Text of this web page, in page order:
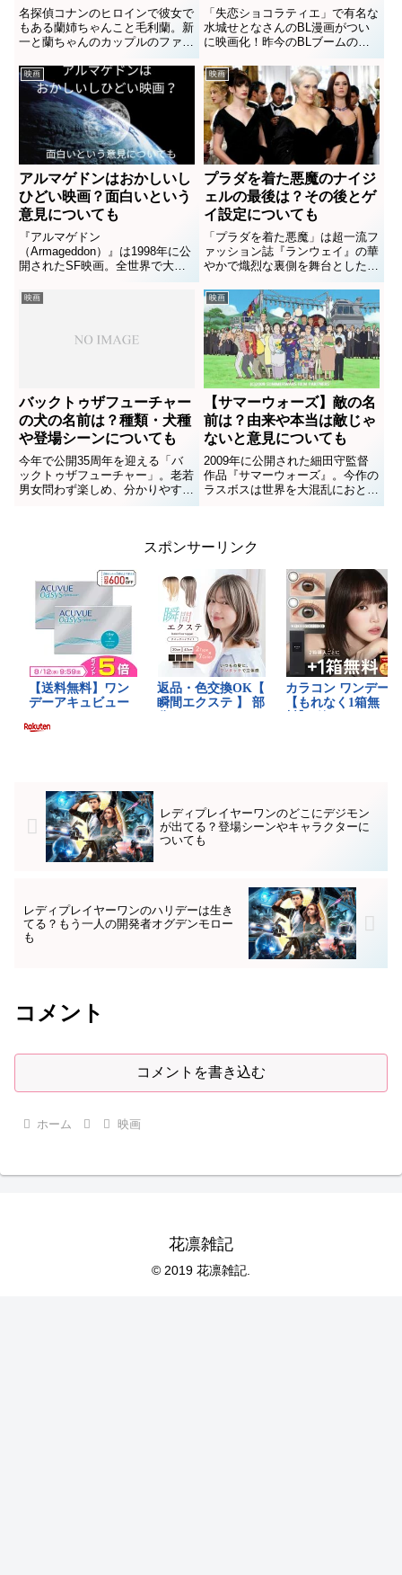
いても
名探偵コナンのヒロインで彼女で
もある蘭姉ちゃんこと毛利蘭。新
一と蘭ちゃんのカップルのファン
も多く、正ヒロインとして不動の
地位を築いている蘭ですが、映画
「異次元の狙撃手（スナイパ
ー）」では「うざい」「苦手」
「強すぎる」と言われています。
なぜそ...
ンは？
「失恋ショコラティエ」で有名な
水城せとなさんのBL漫画がつい
に映画化！昨今のBLブームの
（現在休刊）で連載されていた作
品です。「Nighty Judy」は「大
人のエロス」を楽しめる雑誌とし
て誕生した...
映画
アルマゲドンはおかしいし
ひどい映画？面白いという
意見についても
『アルマゲドン
（Armageddon）』は1998年に公
開されたSF映画。全世界で大ヒ
ットし、興行収入は5億5,660万ド
ルと98年最大の人気映画になり
ました。でも一部の人からは「お
るみたいです。いったいどこが...
映画
プラダを着た悪魔のナイジ
ェルの最後は？その後とゲ
イ設定についても
「プラダを着た悪魔」は超一流フ
ァッション誌『ランウェイ』の華
やかで熾烈な裏側を舞台とした、
ェル（スタンリー・トゥイッチ）
は悪魔のような編集長ミランダ
（メリル・ストリープ）の右腕と
して働くアートディレクター。
彼...
映画
バックトゥザフューチャー
の犬の名前は？種類・犬種
や登場シーンについても
今年で公開35周年を迎える「バ
ックトゥザフューチャー」。老若
男女問わず楽しめ、分かりやすい
ストーリーとタイムトラベルのド
ーティの年の離れた親友ドクは、
映画
【サマーウォーズ】敵の名
前は？由来や本当は敵じゃ
ないと意見についても
2009年に公開された細田守監督
作品『サマーウォーズ』。今作の
ラスボスは世界を大混乱におとし
いれる最強のプログラム？敵の名
ネタバレを含んで作成していま
ウ...
スポンサーリンク
レディプレイヤーワンのどこにデジモン
が出てる？登場シーンやキャラクターに
ついても
レディプレイヤーワンのハリデーは生き
てる？もう一人の開発者オグデンモロー
も
コメント
コメントを書き込む
ホーム 映画
花凛雑記
© 2019 花凛雑記.